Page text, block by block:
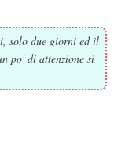
solo due giorni ed il
po' di attenzione si